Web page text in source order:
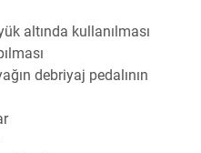
altında kullanılması
debriyaj pedalının